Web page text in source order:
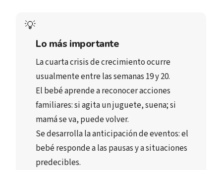
💡
Lo más importante
La cuarta crisis de crecimiento ocurre
usualmente entre las semanas 19 y 20.
El bebé aprende a reconocer acciones
familiares: si agita un juguete, suena; si
mamá se va, puede volver.
Se desarrolla la anticipación de eventos: el
bebé responde a las pausas y a situaciones
predecibles.